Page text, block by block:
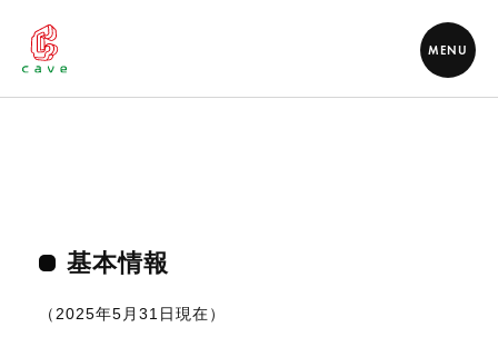
MENU
基本情報
（2025年5月31日現在）